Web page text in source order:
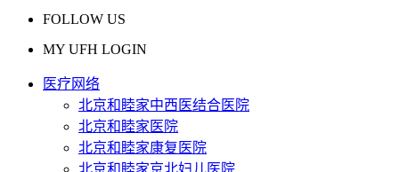
FOLLOW US
MY UFH LOGIN
医疗网络
北京和睦家中西医结合医院
北京和睦家医院
北京和睦家康复医院
北京和睦家京北妇儿医院